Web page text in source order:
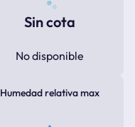
Sin cota
No disponible
Humedad relativa max